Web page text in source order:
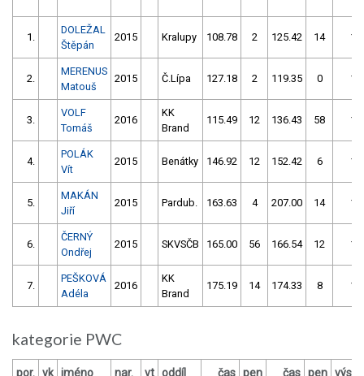
1.
DOLEŽAL
Štěpán
2015 Kralupy 108.78 2 125.42 14
2.
MERENUS
Matouš
2015 Č.Lípa 127.18 2 119.35 0
3.
VOLF
Tomáš
2016
KK
Brand
115.49 12 136.43 58
4.
POLÁK
Vít
2015 Benátky 146.92 12 152.42 6
5.
MAKÁN
Jiří
2015 Pardub. 163.63 4 207.00 14
6.
ČERNÝ
Ondřej
2015 SKVSČB 165.00 56 166.54 12
7.
PEŠKOVÁ
Adéla
2016
KK
Brand
175.19 14 174.33 8
kategorie PWC
por. vk jméno nar. vt oddíl čas pen čas pen